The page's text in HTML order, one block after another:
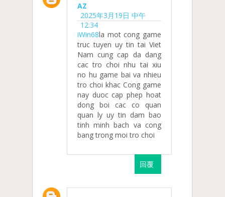
AZ
2025年3月19日 中午
12:34
iWin68la mot cong game
truc tuyen uy tin tai Viet
Nam cung cap da dang
cac tro choi nhu tai xiu
no hu game bai va nhieu
tro choi khac Cong game
nay duoc cap phep hoat
dong boi cac co quan
quan ly uy tin dam bao
tinh minh bach va cong
bang trong moi tro choi
回覆